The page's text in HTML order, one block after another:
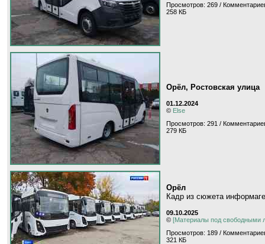
Просмотров: 269 /
258 КБ
Орёл, Ростовская улица
01.12.2024
© Else
Просмотров: 291 /
279 КБ
Орёл
Кадр из сюжета
09.10.2025
© [Материалы под свободными
Просмотров: 189 /
321 КБ